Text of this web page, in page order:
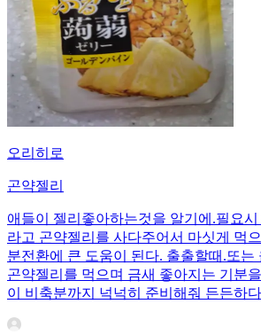
오리히로
곤약젤리
애들이 젤리좋아하는것을 알기에.필요
라고 곤약젤리를 사다주어서 마싯게 먹
분전환에 큰 도움이 된다. 출출할때.또는
곤약젤리를 먹으며 금새 좋아지는 기분
이 비축분까지 넉넉히 준비해줘 든든하